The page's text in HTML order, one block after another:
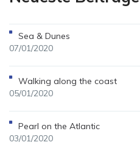
Sea & Dunes
07/01/2020
Walking along the coast
05/01/2020
Pearl on the Atlantic
03/01/2020